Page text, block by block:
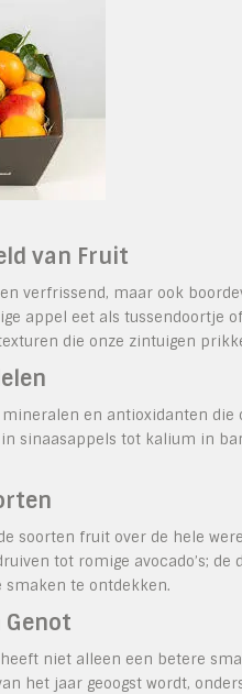
van Fruit
verfrissend, maar ook
appel eet als tussendoortje
die onze zintuigen
en antioxidanten
sinaasappels tot kalium in
soorten fruit over de hele
tot romige avocado’s;
te ontdekken.
Genot
niet alleen een betere
het jaar geoogst wordt,